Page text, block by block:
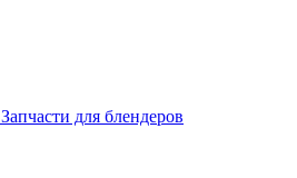
Запчасти для блендеров